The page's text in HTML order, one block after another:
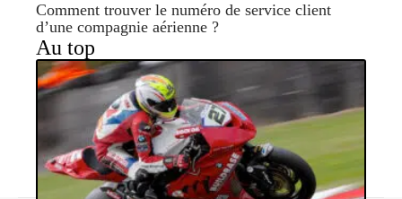
Comment trouver le numéro de service client
d’une compagnie aérienne ?
Au top